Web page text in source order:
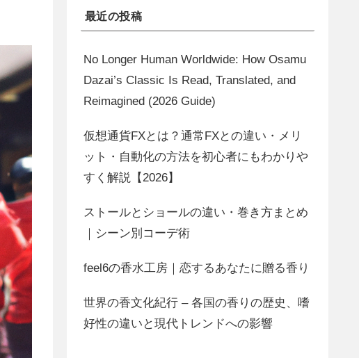
最近の投稿
No Longer Human Worldwide: How Osamu
Dazai’s Classic Is Read, Translated, and
Reimagined (2026 Guide)
仮想通貨FXとは？通常FXとの違い・メリ
ット・自動化の方法を初心者にもわかりや
すく解説【2026】
ストールとショールの違い・巻き方まとめ
｜シーン別コーデ術
feel6の香水工房｜恋するあなたに贈る香り
世界の香文化紀行 – 各国の香りの歴史、嗜
好性の違いと現代トレンドへの影響